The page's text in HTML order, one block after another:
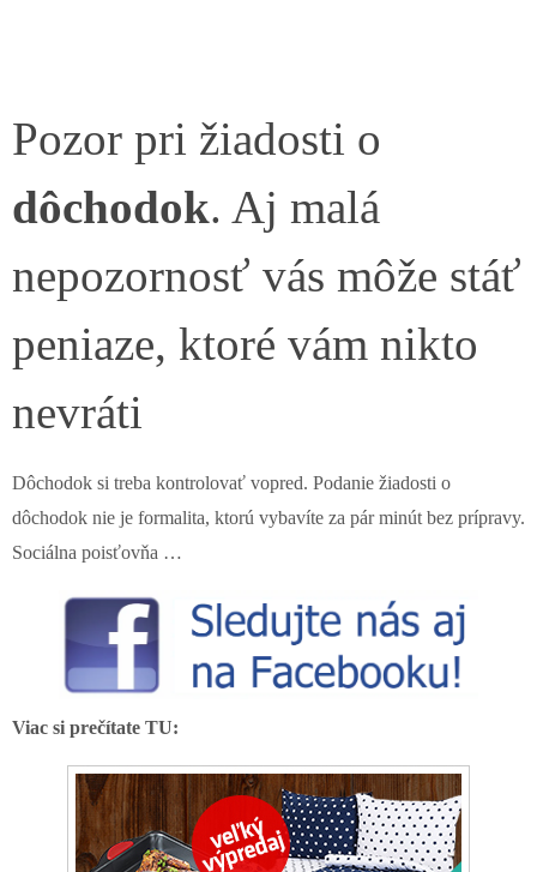
Pozor pri žiadosti o
dôchodok. Aj malá
nepozornosť vás môže stáť
peniaze, ktoré vám nikto
nevráti
Dôchodok si treba kontrolovať vopred. Podanie žiadosti o
dôchodok nie je formalita, ktorú vybavíte za pár minút bez prípravy.
Sociálna poisťovňa …
Viac si prečítate TU: